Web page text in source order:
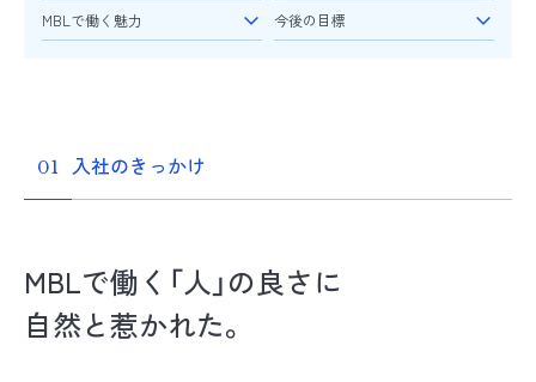
MBLで働く魅力
今後の目標
01 入社のきっかけ
MBLで働く「人」の良さに
自然と惹かれた。